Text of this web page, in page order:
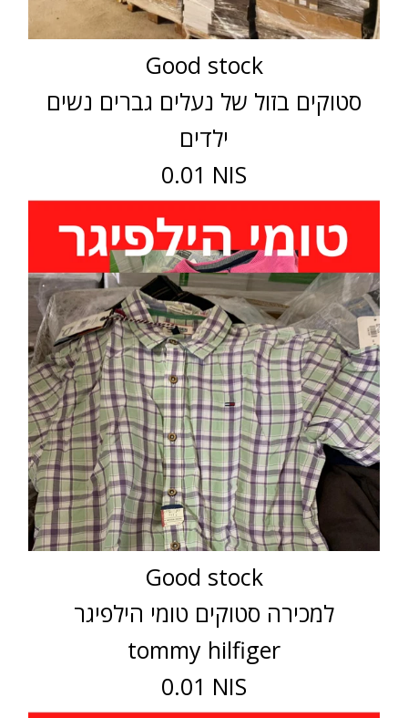
Good stock
סטוקים בזול של נעלים גברים נשים
ילדים
0.01 NIS
Good stock
למכירה סטוקים טומי הילפיגר
tommy hilfiger
0.01 NIS